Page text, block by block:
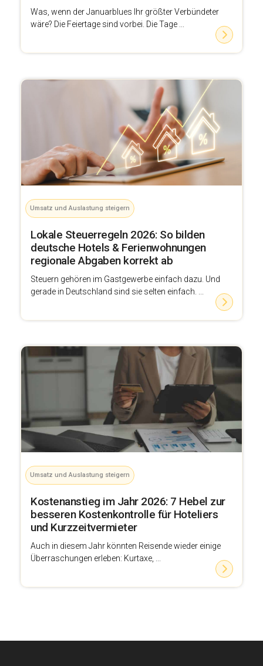
Was, wenn der Januarblues Ihr größter Verbündeter
wäre? Die Feiertage sind vorbei. Die Tage ...
Umsatz und Auslastung steigern
Lokale Steuerregeln 2026: So bilden
deutsche Hotels & Ferienwohnungen
regionale Abgaben korrekt ab
Steuern gehören im Gastgewerbe einfach dazu. Und
gerade in Deutschland sind sie selten einfach. ...
Umsatz und Auslastung steigern
Kostenanstieg im Jahr 2026: 7 Hebel zur
besseren Kostenkontrolle für Hoteliers
und Kurzzeitvermieter
Auch in diesem Jahr könnten Reisende wieder einige
Überraschungen erleben: Kurtaxe, ...